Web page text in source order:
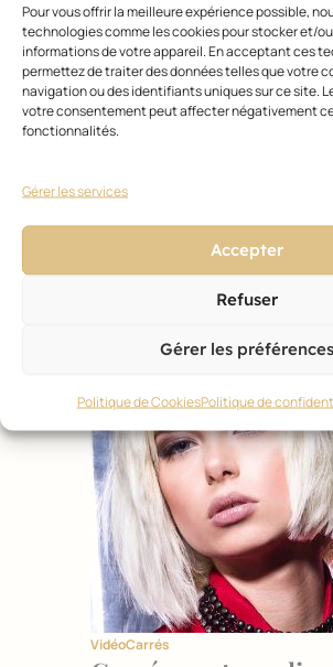
Pour vous offrir la meilleure expérience possible,
technologies comme les cookies pour stocker et/
informations de votre appareil. En acceptant ces
permettez de traiter des données telles que votre
navigation ou des identifiants uniques sur ce site.
votre consentement peut affecter négativement
fonctionnalités.
Gérer les services
Accepter
Refuser
Gérer les préférences
Politique de CookiesPolitique de
Carré court cuivré
VidéoCarrés